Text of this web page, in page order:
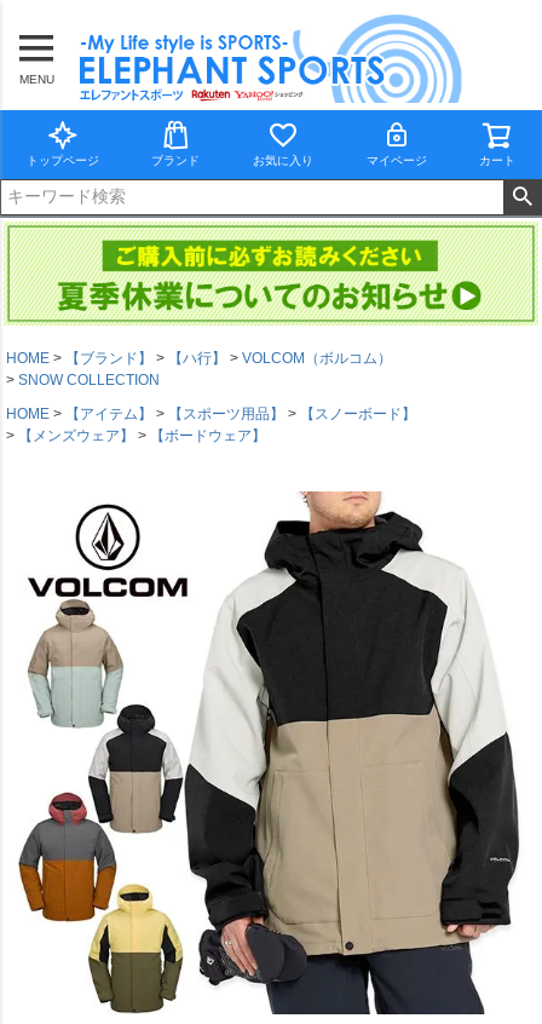
MENU
トップページ ブランド お気に入り マイページ カート
HOME 【ブランド】 【ハ行】
VOLCOM（ボルコム）
SNOW COLLECTION
HOME
【アイテム】 【スポーツ用品】
【スノーボード】
【メンズウェア】
【ボードウェア】